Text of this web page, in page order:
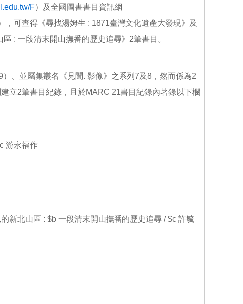
F）及全國圖書書目資訊網
，可查得《尋找湯姆生 : 1871臺灣文化遺產大發現》及
: 一段清末開山撫番的歷史追尋》2筆書目。
、並屬集叢名《見聞. 影像》之系列7及8，然而係為2
立2筆書目紀錄，且於MARC 21書目紀錄內著錄以下欄
游永福作
新北山區 : $b 一段清末開山撫番的歷史追尋 / $c 許毓